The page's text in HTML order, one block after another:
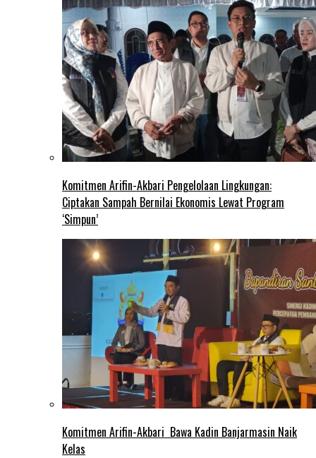
Komitmen Arifin-Akbari Pengelolaan Lingkungan:
Ciptakan Sampah Bernilai Ekonomis Lewat Program
‘Simpun’
Komitmen Arifin-Akbari Bawa Kadin Banjarmasin Naik
Kelas